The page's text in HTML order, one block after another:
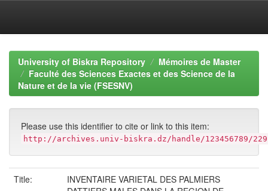
navigationUniversity of Biskra Repository
Mémoires de Master
Faculté des Sciences Exactes et des Science de la
Nature et de la vie (FSESNV)
Please use this identifier to cite or link to this item:
http://archives.univ-biskra.dz/handle/123456789/
Title:
INVENTAIRE VARIETAL DES PALMIERS